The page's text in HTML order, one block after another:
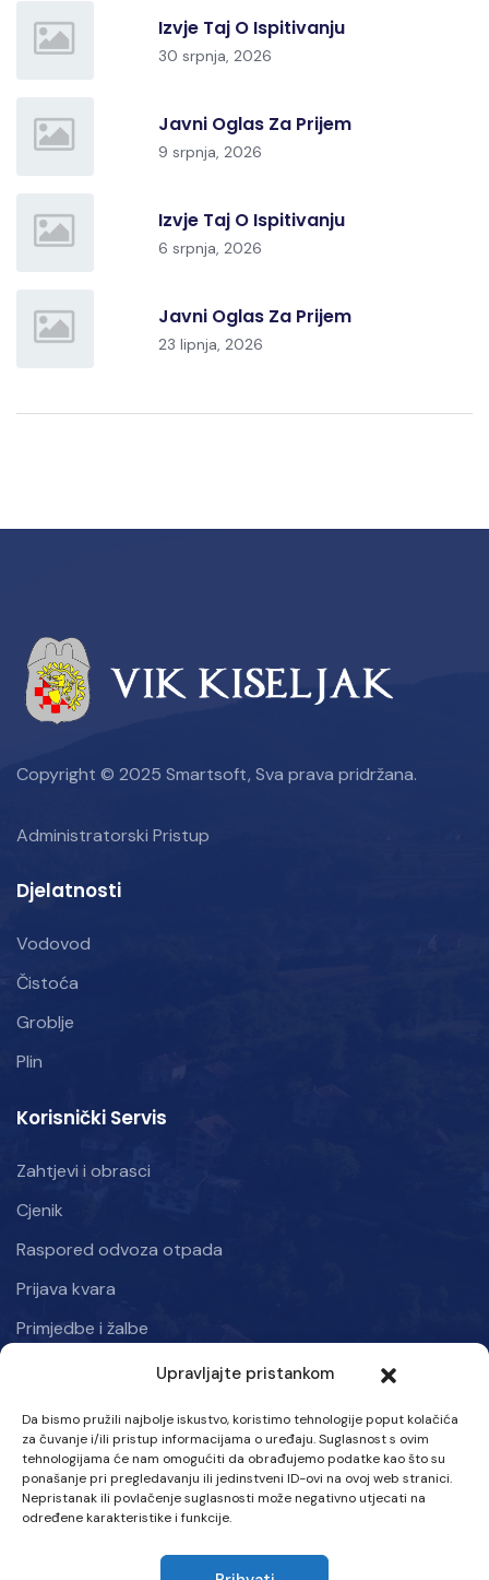
Upravljajte pristankom
Da bismo pružili najbolje iskustvo, koristimo tehnologije poput kolačića
za čuvanje i/ili pristup informacijama o uređaju. Suglasnost s ovim
tehnologijama će nam omogućiti da obrađujemo podatke kao što su
ponašanje pri pregledavanju ili jedinstveni ID-ovi na ovoj web stranici.
Nepristanak ili povlačenje suglasnosti može negativno utjecati na
određene karakteristike i funkcije.
Izvje Taj O Ispitivanju
30 srpnja, 2026
Javni Oglas Za Prijem
9 srpnja, 2026
Izvje Taj O Ispitivanju
6 srpnja, 2026
Javni Oglas Za Prijem
23 lipnja, 2026
Copyright © 2025 Smartsoft, Sva prava pridržana.
Administratorski Pristup
Djelatnosti
Vodovod
Čistoća
Groblje
Plin
Korisnički Servis
Zahtjevi i obrasci
Cjenik
Raspored odvoza otpada
Prijava kvara
Primjedbe i žalbe
Kraljice mira 50, Kiseljak 71250
Ponedjeljak – Petak: 07:00 – 15:30 h
Tel :